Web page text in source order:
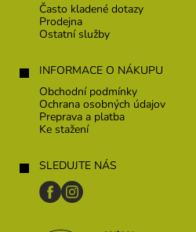
Často kladené dotazy
Prodejna
Ostatní služby
INFORMACE O NÁKUPU
Obchodní podmínky
Ochrana osobných údajov
Preprava a platba
Ke stažení
SLEDUJTE NÁS